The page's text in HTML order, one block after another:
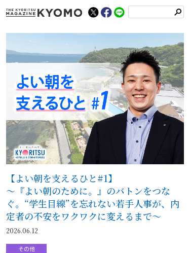
【よい朝を支えるひと#1】
～『よい朝のために。』のバトンをつな
ぐ。“学生目線”を忘れない若手人事が、内
定者の不安をワクワクに変えるまで～
2026.06.12
その他